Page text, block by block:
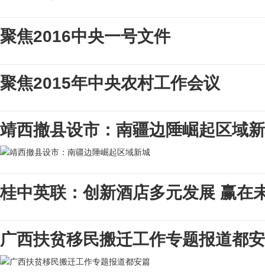
聚焦2016中央一号文件
聚焦2015年中央农村工作会议
靖西撤县设市：南疆边陲崛起区域
桂中英联：创新酒店多元发展 赢在
广西扶贫移民搬迁工作专题报道都